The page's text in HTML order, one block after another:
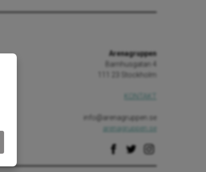
Arenagruppen
Barnhusgatan 4
111 23 Stockholm
info@arenagruppen.se
arenagruppen.se